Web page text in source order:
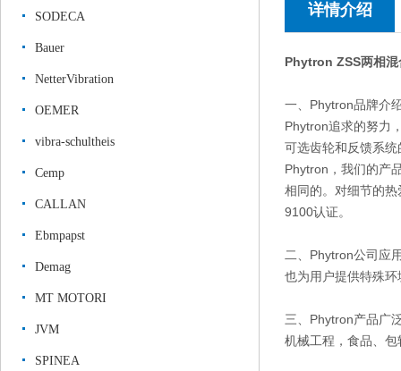
SODECA
Bauer
NetterVibration
OEMER
vibra-schultheis
Cemp
CALLAN
Ebmpapst
Demag
MT MOTORI
JVM
SPINEA
详情介绍
Phytron ZSS两相混
一、Phytron品牌介
Phytron追求的努力
可选齿轮和反馈系
Phytron，我们的产
相同的。对细节的
9100认证。
二、Phytron公司应
也为用户提供特殊
三、Phytron产品广
机械工程，食品、